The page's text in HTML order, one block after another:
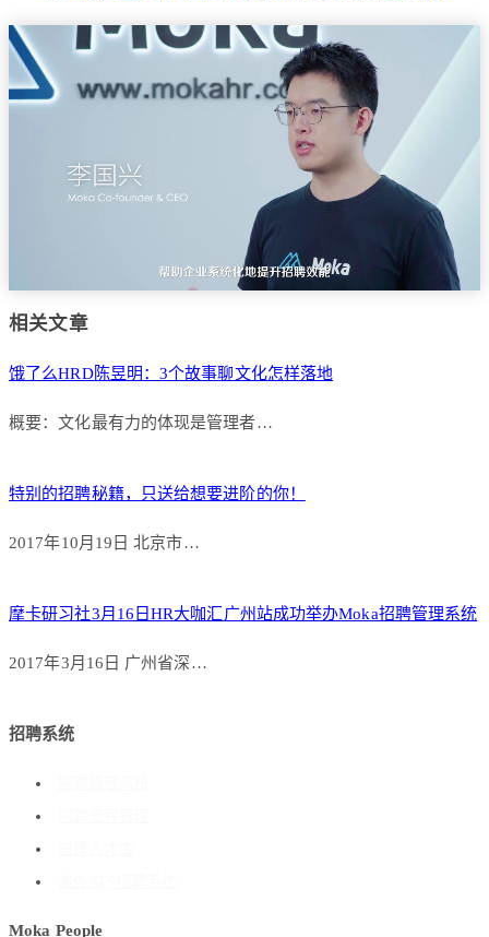
相关文章
饿了么HRD陈昱明：3个故事聊文化怎样落地
概要：文化最有力的体现是管理者…
特别的招聘秘籍，只送给想要进阶的你！
2017年10月19日 北京市…
摩卡研习社3月16日HR大咖汇广州站成功举办Moka招聘管理系统
2017年3月16日 广州省深…
招聘系统
Moka People